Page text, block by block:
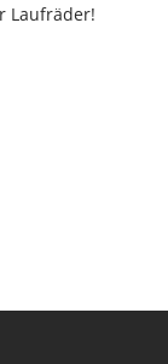
Laufräder!